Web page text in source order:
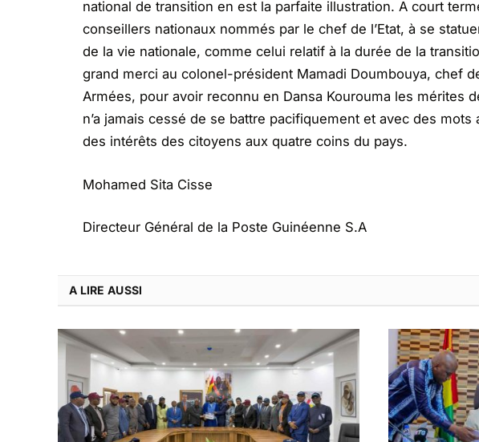
national de transition en est la parfaite illustration. A court
conseillers nationaux nommés par le chef de l’Etat, à se
de la vie nationale, comme celui relatif à la durée de la
grand merci au colonel-président Mamadi Doumbouya, chef
Armées, pour avoir reconnu en Dansa Kourouma les mérites
n’a jamais cessé de se battre pacifiquement et avec des
des intérêts des citoyens aux quatre coins du pays.
Mohamed Sita Cisse
Directeur Général de la Poste Guinéenne S.A
A LIRE AUSSI